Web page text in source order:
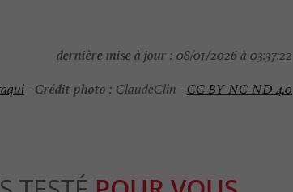
dernière mise à jour : 08/01/2026 à 03:37:22
-Crédit photo : ClaudeClin -CC BY-NC-ND 4.0